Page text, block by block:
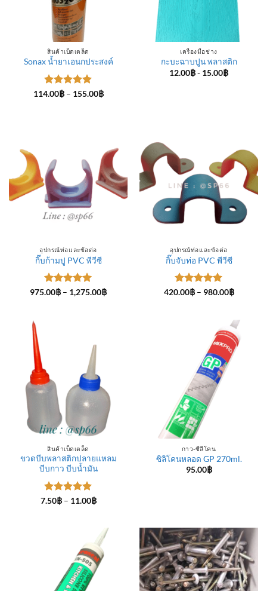
สินค้าเบ็ดเตล็ด
Sonax น้ำยาเอนกประสงค์
ให้คะแนน
114.00฿ – 155.00฿Price
เครื่องมือช่าง
กะบะฉาบปูน พลาสติก
12.00฿- 15.00฿
อุปกรณ์ท่อและข้อต่อ
กิ๊บก้ามปู PVC พีวีซี
ให้คะแนน
975.00฿ – 1,275.00฿Price
อุปกรณ์ท่อและข้อต่อ
กิ๊บจับท่อ PVC พีวีซี
ให้คะแนน
420.00฿ – 980.00฿Price
980.00฿
สินค้าเบ็ดเตล็ด
ขวดบีบพลาสติกปลายแหลม
บีบกาว บีบน้ำมัน
ให้คะแนน
7.50฿ – 11.00฿Price
11.00฿
กาว-ซีลีโคน
ซิลิโคนหลอด GP 270ml.
95.00฿